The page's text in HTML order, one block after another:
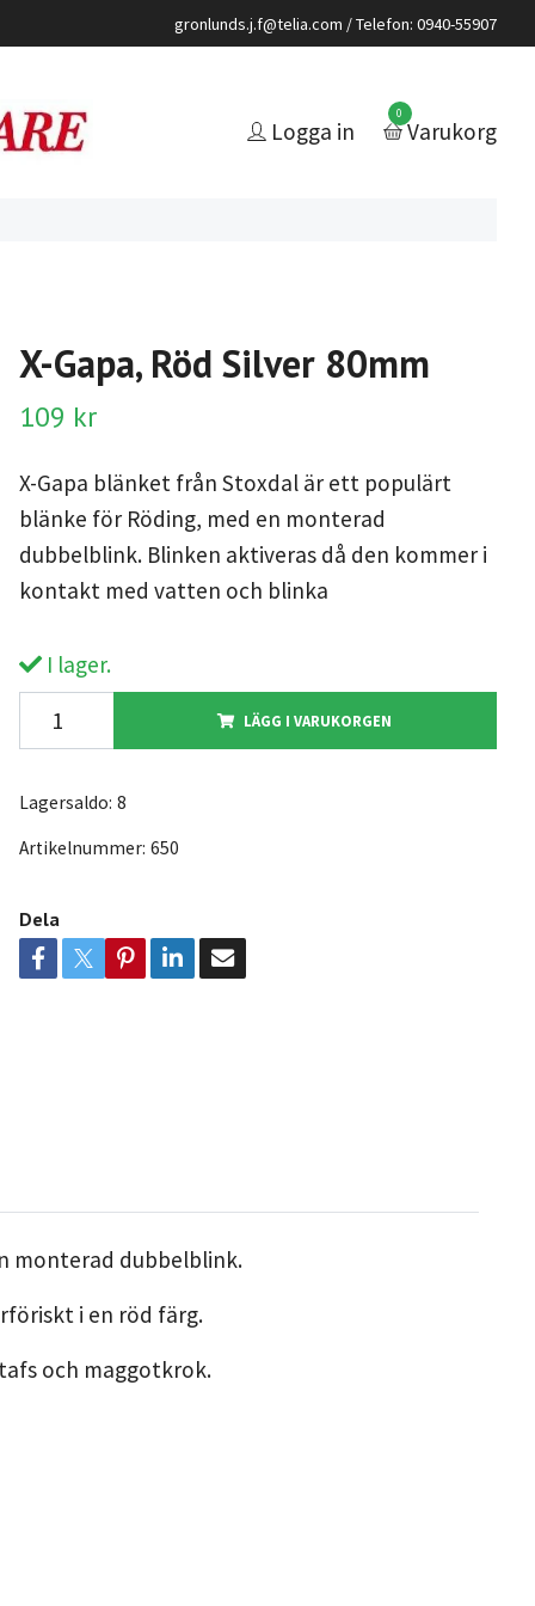
gronlunds.j.f@telia.com / Telefon: 0940-55907
Logga in
0
Varukorg
X-Gapa, Röd Silver 80mm
109 kr
X-Gapa blänket från Stoxdal är ett populärt
blänke för Röding, med en monterad
dubbelblink. Blinken aktiveras då den kommer i
kontakt med vatten och blinka
I lager.
LÄGG I VARUKORGEN
Lagersaldo: 8
Artikelnummer: 650
Dela
monterad dubbelblink.
i en röd färg.
och maggotkrok.